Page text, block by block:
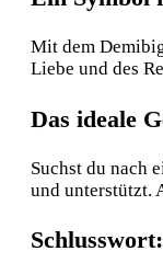
Mit dem
Liebe und des
Das ideale
Suchst du nach
und unterstützt.